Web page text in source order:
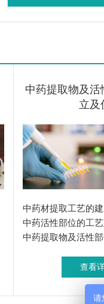
中药提取物及
立及
中药材提取工艺的
中药活性部位的工
中药提取物及活性
查看
请